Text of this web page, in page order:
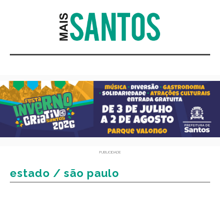
PUBLICIDADE
estado / são paulo